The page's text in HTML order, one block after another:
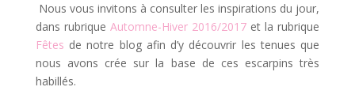
Nous vous invitons à consulter les inspirations du jour,
dans rubrique Automne-Hiver 2016/2017 et la rubrique
Fêtes de notre blog afin d’y découvrir les tenues que
nous avons crée sur la base de ces escarpins très
habillés.